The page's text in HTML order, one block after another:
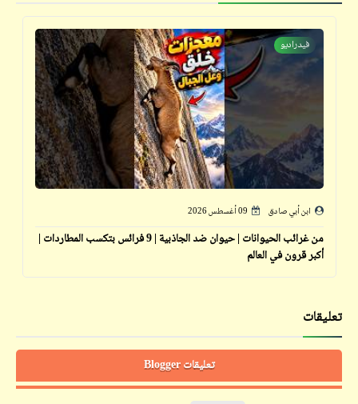
فيدراديو
ابن أبي صادق 09 أغسطس 2026
من غرائب الحيوانات | حيوان ضد الجاذبية | 9 فرائس بتكسب المطاردات |
أكبر قرون في العالم
تعليقات
تعليقات Blogger